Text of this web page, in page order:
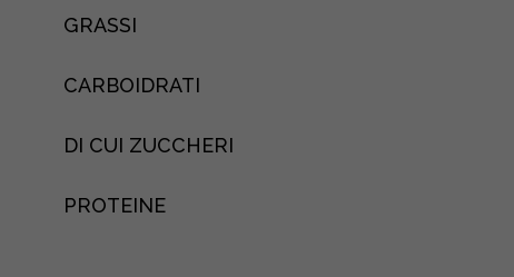
GRASSI
CARBOIDRATI
DI CUI ZUCCHERI
PROTEINE